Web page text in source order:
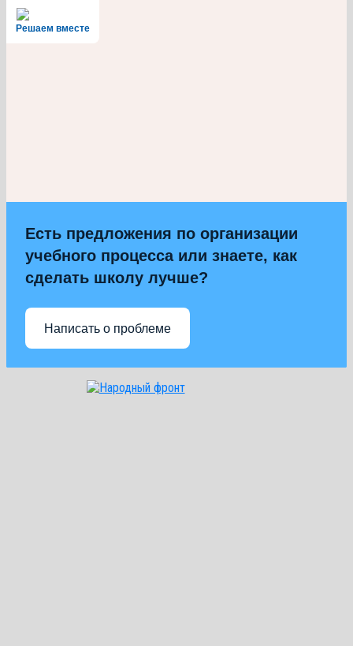
Решаем вместе
Есть предложения по организации
учебного процесса или знаете, как
сделать школу лучше?
Написать о проблеме